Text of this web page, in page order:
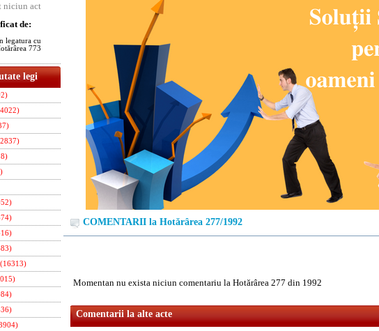
niciun act
de:
legatura cu
773
legi
(16313)
COMENTARII la Hotărârea 277/1992
Momentan nu exista niciun comentariu la Hotărârea 277 din 1992
Comentarii la alte acte